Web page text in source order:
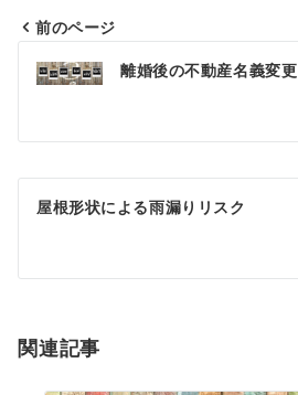
投
ナ
ビ
ゲ
シ
ン
前のページ
離婚後の不動産名義変更
屋根形状による雨漏りリスク
関連記事